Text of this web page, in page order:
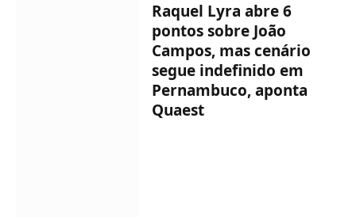
Raquel Lyra abre 6
pontos sobre João
Campos, mas cenário
segue indefinido em
Pernambuco, aponta
Quaest